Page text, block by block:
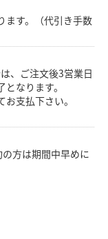
ます。（代引き手数
、ご注文後3営業日
なります。
支払下さい。
方は期間中早めに